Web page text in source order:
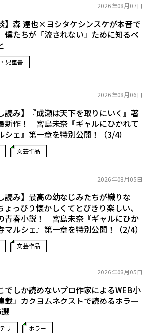
2026年08月07日
】森 達也×ヨシタケシンスケが本音で
僕たちが「流されない」ために知るべ
児童書
2026年08月06日
読み】『成瀬は天下を取りにいく』著
新作！ 宮島未奈『ギャルにひかれて
シェ』第一章を特別公開！（3/4）
文芸作品
2026年08月05日
読み】最高の幼なじみたちが織りな
ょっぴり懐かしくてとびきり楽しい、
青春小説！ 宮島未奈『ギャルにひか
マルシェ』第一章を特別公開！（2/4）
文芸作品
2026年08月05日
でしか読めないプロ作家によるWEB小
載」――カクヨムネクストで読めるホラー
リ ホラー